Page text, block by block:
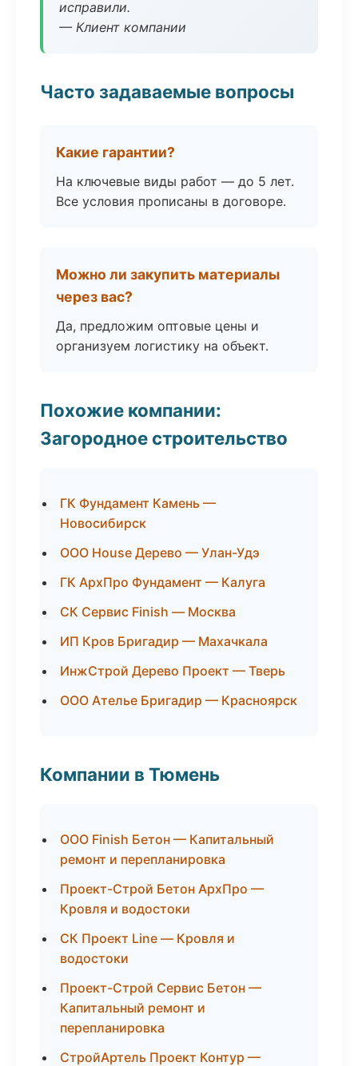
исправили.
— Клиент компании
Часто задаваемые вопросы
Какие гарантии?
На ключевые виды работ — до 5 лет.
Все условия прописаны в договоре.
Можно ли закупить материалы
через вас?
Да, предложим оптовые цены и
организуем логистику на объект.
Похожие компании:
Загородное строительство
ГК Фундамент Камень —
Новосибирск
ООО House Дерево — Улан-Удэ
ГК АрхПро Фундамент — Калуга
СК Сервис Finish — Москва
ИП Кров Бригадир — Махачкала
ИнжСтрой Дерево Проект — Тверь
ООО Ателье Бригадир — Красноярск
Компании в Тюмень
ООО Finish Бетон — Капитальный
ремонт и перепланировка
Проект-Строй Бетон АрхПро —
Кровля и водостоки
СК Проект Line — Кровля и
водостоки
Проект-Строй Сервис Бетон —
Капитальный ремонт и
перепланировка
СтройАртель Проект Контур —